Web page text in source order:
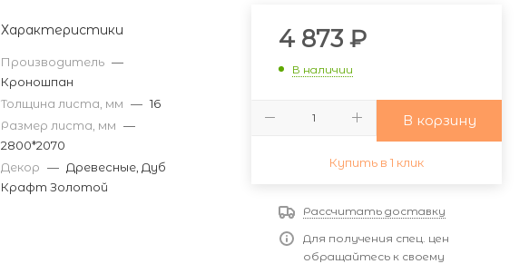
Характеристики
Производитель —
Кроношпан
Толщина листа, мм — 16
Размер листа, мм —
2800*2070
Декор — Древесные, Дуб
Крафт Золотой
4 873 ₽
В наличии
В корзину
Купить в 1 клик
Рассчитать доставку
Для получения спец. цен
обращайтесь к своему